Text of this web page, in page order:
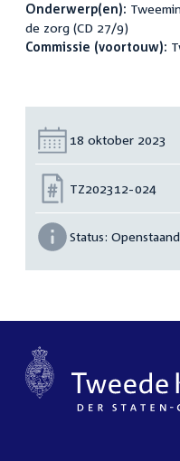
Onderwerp(en):
de zorg (CD 27/9)
Commissie (voortouw):
Datum:
18 oktober 2023
Nummer:
TZ202312-024
Status: Openstaand